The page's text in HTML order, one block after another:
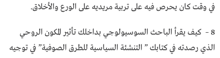
في وقت كان يحرص فيه على تربية مريديه على الورع والأخلاق.
8 – كيف يقرأ الباحث السوسيولوجي بداخلك تأثير المكون الروحي
الذي رصدته في كتابك ” التنشئة السياسية للطرق الصوفية” في توجيه